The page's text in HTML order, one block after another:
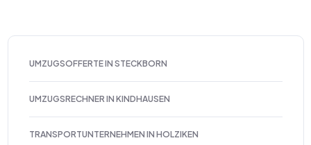
UMZUGSOFFERTE IN STECKBORN
UMZUGSRECHNER IN KINDHAUSEN
TRANSPORTUNTERNEHMEN IN HOLZIKEN